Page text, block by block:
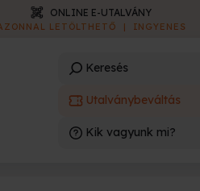
ONLINE E-UTALVÁNY
LETÖLTHETŐ | INGYENES
Keresés
Utalványbeváltás
Kik vagyunk mi?